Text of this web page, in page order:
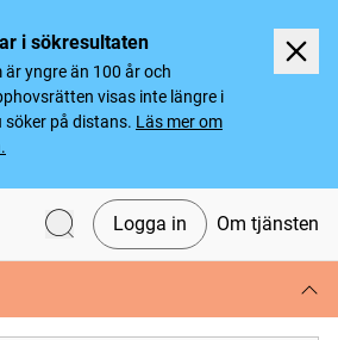
i sökresultaten
yngre än 100 år och
visas inte längre i
på distans. Läs mer om
Logga in Om tjänsten